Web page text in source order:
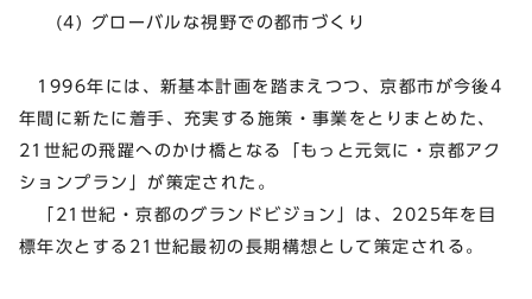
(4) グローバルな視野での都市づくり
1996年には、新基本計画を踏まえつつ、京都市が今後4
年間に新たに着手、充実する施策・事業をとりまとめた、
21世紀の飛躍へのかけ橋となる「もっと元気に・京都アク
ションプラン」が策定された。
「21世紀・京都のグランドビジョン」は、2025年を目
標年次とする21世紀最初の長期構想として策定される。